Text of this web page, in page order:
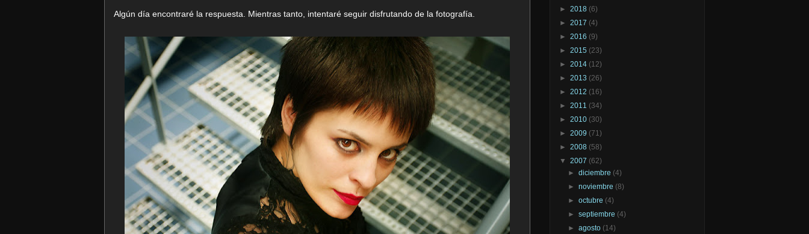
Algún día encontraré la respuesta. Mientras tanto, intentaré seguir disfrutando de la fotografía.
► 2018 (6)
► 2017 (4)
► 2016 (9)
► 2015 (23)
► 2014 (12)
► 2013 (26)
► 2012 (16)
► 2011 (34)
► 2010 (30)
► 2009 (71)
► 2008 (58)
▼ 2007 (62)
►diciembre (4)
►noviembre (8)
►octubre (4)
►septiembre (4)
►agosto (14)